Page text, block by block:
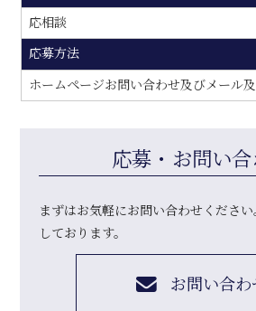
応相談
応募方法
ホームページお問い合わせ及びメール
応募・お問い
まずはお気軽にお問い合わせくださ
しております。
お問い合わ